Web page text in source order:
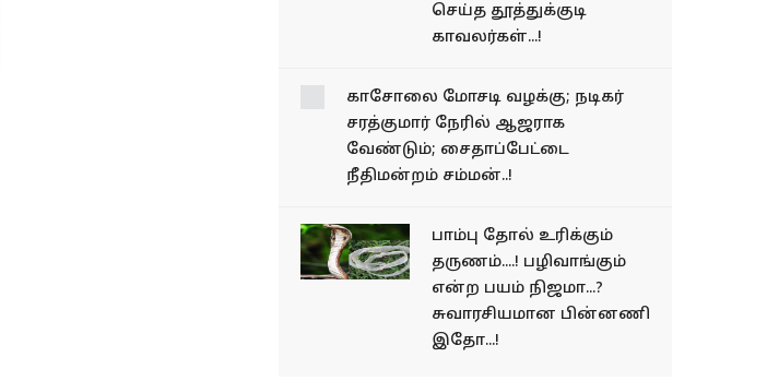
கொடூர முகம்...! -
வீட்டிற்குள் புகுந்து
அக்கிரமம்... அதிரடி கைது
செய்த தூத்துக்குடி
காவலர்கள்...!
வழக்கு; நடிகர் சரத்குமார்
நேரில் ஆஜராக
வேண்டும்;
சைதாப்பேட்டை
நீதிமன்றம் சம்மன்..!